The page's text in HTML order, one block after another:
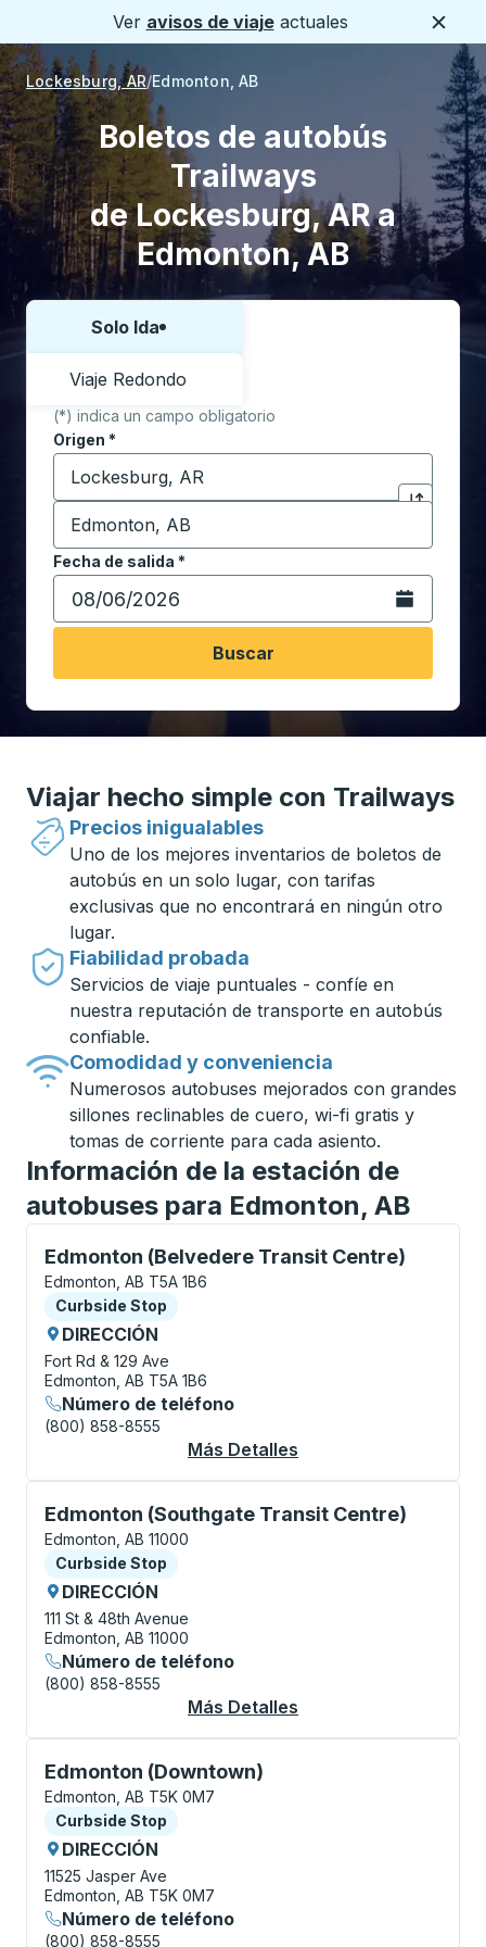
Ver avisos de viajeactuales
Lockesburg, AR Edmonton, AB
Boletos de autobús
Trailways
de Lockesburg, AR a
Edmonton, AB
Elija una forma o viaje de ida y vuelta:
Solo Ida
Viaje Redondo
(*) indica un campo obligatorio
Origen *
Comience a escribir la ciudad de origen para abrir
Haga clic
Destino*
Comience a escribir la ciudad de destino para
Fecha de salida *
Escriba la fecha en formato de fecha Barra diagonal
Abra el
Buscar
Viajar hecho simple con Trailways
Precios inigualables
Uno de los mejores inventarios de boletos de
autobús en un solo lugar, con tarifas
exclusivas que no encontrará en ningún otro
lugar.
Fiabilidad probada
Servicios de viaje puntuales - confíe en
nuestra reputación de transporte en autobús
confiable.
Comodidad y conveniencia
Numerosos autobuses mejorados con grandes
sillones reclinables de cuero, wi-fi gratis y
tomas de corriente para cada asiento.
Información de la estación de
autobuses para Edmonton, AB
Edmonton (Belvedere Transit Centre)
Curbside Stop, utilice las teclas de flecha o la tecla
Edmonton, AB T5A 1B6
Curbside Stop
Curbside Stop
DIRECCIÓN
Fort Rd & 129 Ave
Edmonton, AB T5A 1B6
Número de teléfono
(800) 858-8555
Más Detalles
Edmonton (Southgate Transit Centre)
Curbside Stop, utilice las teclas de flecha o la tecla
Edmonton, AB 11000
Curbside Stop
Curbside Stop
DIRECCIÓN
111 St & 48th Avenue
Edmonton, AB 11000
Número de teléfono
(800) 858-8555
Más Detalles
Edmonton (Downtown)
Curbside Stop, utilice las teclas de flecha o la tecla
Edmonton, AB T5K 0M7
Curbside Stop
Curbside Stop
DIRECCIÓN
11525 Jasper Ave
Edmonton, AB T5K 0M7
Número de teléfono
(800) 858-8555